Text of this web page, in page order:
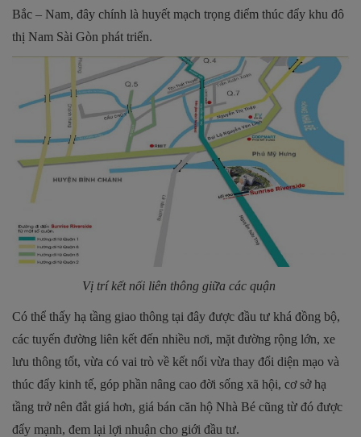
Bắc – Nam, đây chính là huyết mạch trọng điểm thúc đẩy khu đô
thị Nam Sài Gòn phát triển.
Vị trí kết nối liên thông giữa các quận
Có thể thấy hạ tầng giao thông tại đây được đầu tư khá đồng bộ,
các tuyến đường liên kết đến nhiều nơi, mặt đường rộng lớn, xe
lưu thông tốt, vừa có vai trò về kết nối vừa thay đổi diện mạo và
thúc đẩy kinh tế, góp phần nâng cao đời sống xã hội, cơ sở hạ
tầng trở nên đắt giá hơn, giá bán căn hộ Nhà Bé cũng từ đó được
đẩy mạnh, đem lại lợi nhuận cho giới đầu tư.